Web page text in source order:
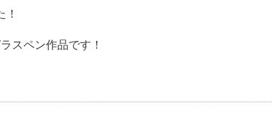
スペン作品です！